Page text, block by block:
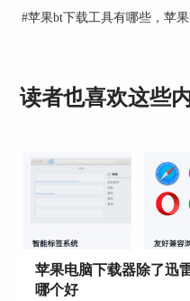
图3
图3：安装Folx
二、Folx怎么使用
#苹果bt下载工具有哪些，苹
读者也喜欢这些
苹果电脑下载器除了迅
哪个好